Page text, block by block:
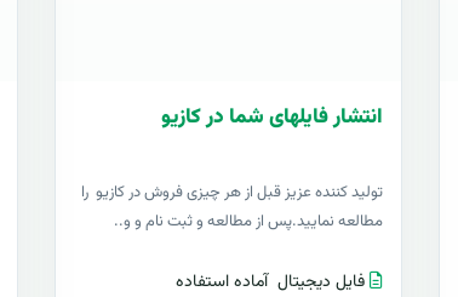
انتشار فایلهای شما در کازیو
توليد کننده عزيز قبل از هر چیزی فروش در کازیو را
مطالعه نمایید.پس از مطالعه و ثبت نام و و..
فایل دیجیتال آماده استفاده